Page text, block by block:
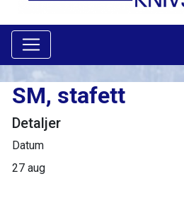
SM, stafett
Detaljer
Datum
27 aug